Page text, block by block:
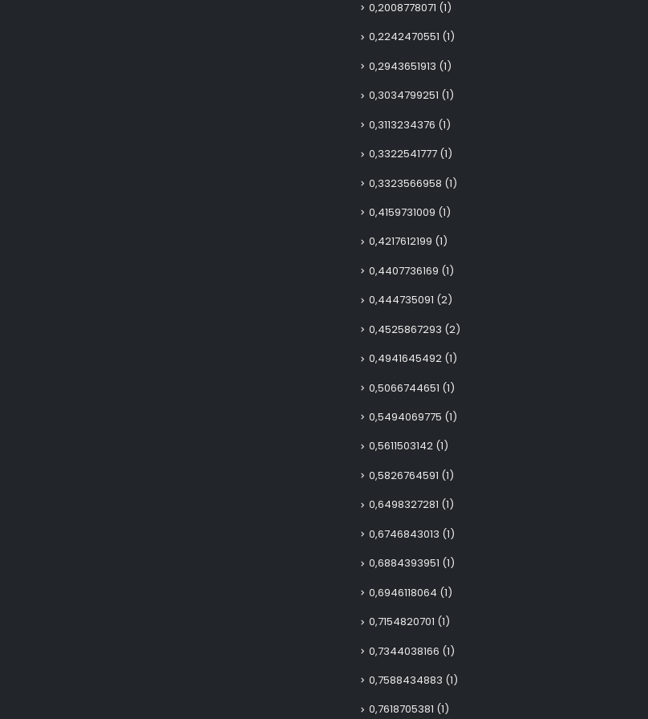
0,2008778071 (1)
0,2242470551 (1)
0,2943651913 (1)
0,3034799251 (1)
0,3113234376 (1)
0,3322541777 (1)
0,3323566958 (1)
0,4159731009 (1)
0,4217612199 (1)
0,4407736169 (1)
0,444735091 (2)
0,4525867293 (2)
0,4941645492 (1)
0,5066744651 (1)
0,5494069775 (1)
0,5611503142 (1)
0,5826764591 (1)
0,6498327281 (1)
0,6746843013 (1)
0,6884393951 (1)
0,6946118064 (1)
0,7154820701 (1)
0,7344038166 (1)
0,7588434883 (1)
0,7618705381 (1)